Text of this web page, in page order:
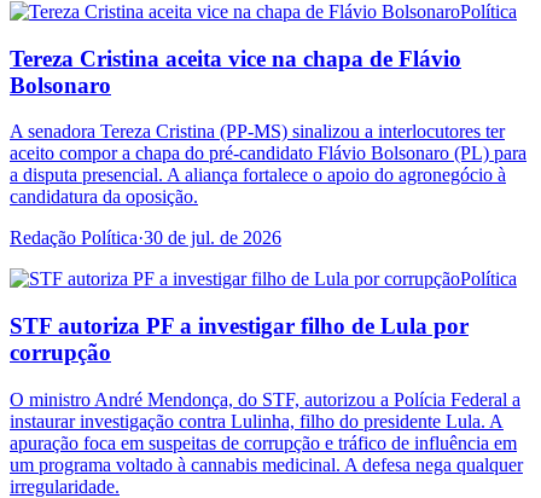
Política
Tereza Cristina aceita vice na chapa de Flávio
Bolsonaro
A senadora Tereza Cristina (PP-MS) sinalizou a interlocutores ter
aceito compor a chapa do pré-candidato Flávio Bolsonaro (PL) para
a disputa presencial. A aliança fortalece o apoio do agronegócio à
candidatura da oposição.
Redação Política·30 de jul. de 2026
Política
STF autoriza PF a investigar filho de Lula por
corrupção
O ministro André Mendonça, do STF, autorizou a Polícia Federal a
instaurar investigação contra Lulinha, filho do presidente Lula. A
apuração foca em suspeitas de corrupção e tráfico de influência em
um programa voltado à cannabis medicinal. A defesa nega qualquer
irregularidade.